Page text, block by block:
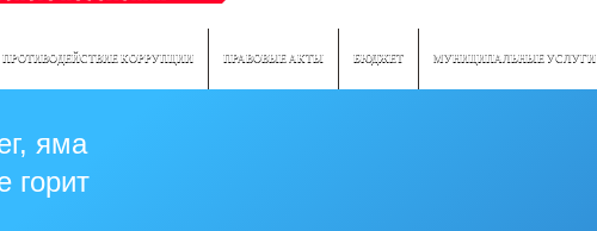
ПРОТИВОДЕЙСТВИЕ КОРРУПЦИИ ПРАВОВЫЕ АКТЫ БЮДЖЕТ МУНИЦИПАЛЬНЫЕ УСЛУГИ
яма
горит